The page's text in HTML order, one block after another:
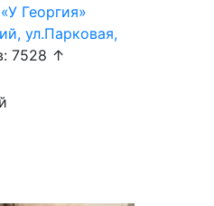
Георгия»
ул.Парковая,
7528 ↑